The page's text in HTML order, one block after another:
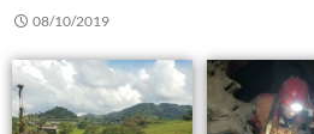
08/10/2019